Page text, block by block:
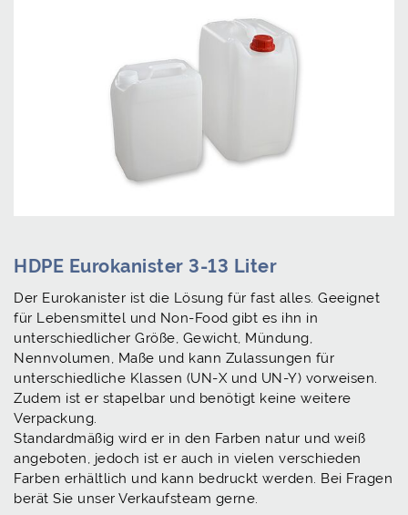
HDPE Eurokanister 3-13 Liter
Der Eurokanister ist die Lösung für fast alles. Geeignet
für Lebensmittel und Non-Food gibt es ihn in
unterschiedlicher Größe, Gewicht, Mündung,
Nennvolumen, Maße und kann Zulassungen für
unterschiedliche Klassen (UN-X und UN-Y) vorweisen.
Zudem ist er stapelbar und benötigt keine weitere
Verpackung.
Standardmäßig wird er in den Farben natur und weiß
angeboten, jedoch ist er auch in vielen verschieden
Farben erhältlich und kann bedruckt werden. Bei Fragen
berät Sie unser Verkaufsteam gerne.